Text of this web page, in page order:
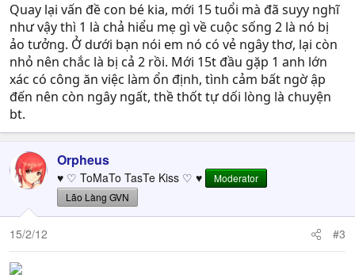
Quay lại vấn đề con bé kia, mới 15 tuổi mà đã suyy nghĩ
như vậy thì 1 là chả hiểu mẹ gì về cuộc sống 2 là nó bị
ảo tưởng. Ở dưới bạn nói em nó có vẻ ngây thơ, lại còn
nhỏ nên chắc là bị cả 2 rồi. Mới 15t đầu gặp 1 anh lớn
xác có công ăn việc làm ổn định, tình cảm bất ngờ ập
đến nên còn ngây ngất, thề thốt tự dối lòng là chuyện
bt.
Orpheus
♥ ♡ ToMaTo TasTe Kiss ♡ ♥
Moderator
Lão Làng GVN
15/2/12 #3